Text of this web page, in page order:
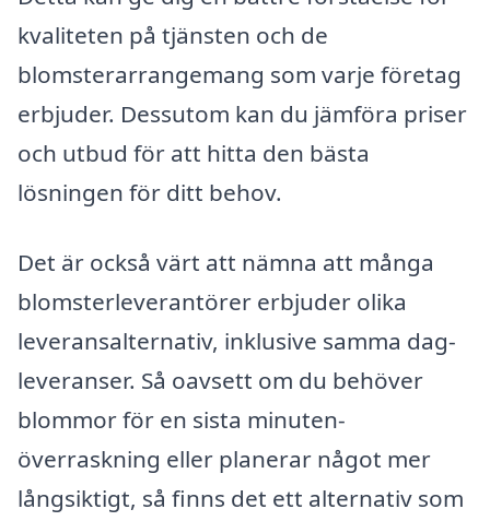
kvaliteten på tjänsten och de
blomsterarrangemang som varje företag
erbjuder. Dessutom kan du jämföra priser
och utbud för att hitta den bästa
lösningen för ditt behov.
Det är också värt att nämna att många
blomsterleverantörer erbjuder olika
leveransalternativ, inklusive samma dag-
leveranser. Så oavsett om du behöver
blommor för en sista minuten-
överraskning eller planerar något mer
långsiktigt, så finns det ett alternativ som